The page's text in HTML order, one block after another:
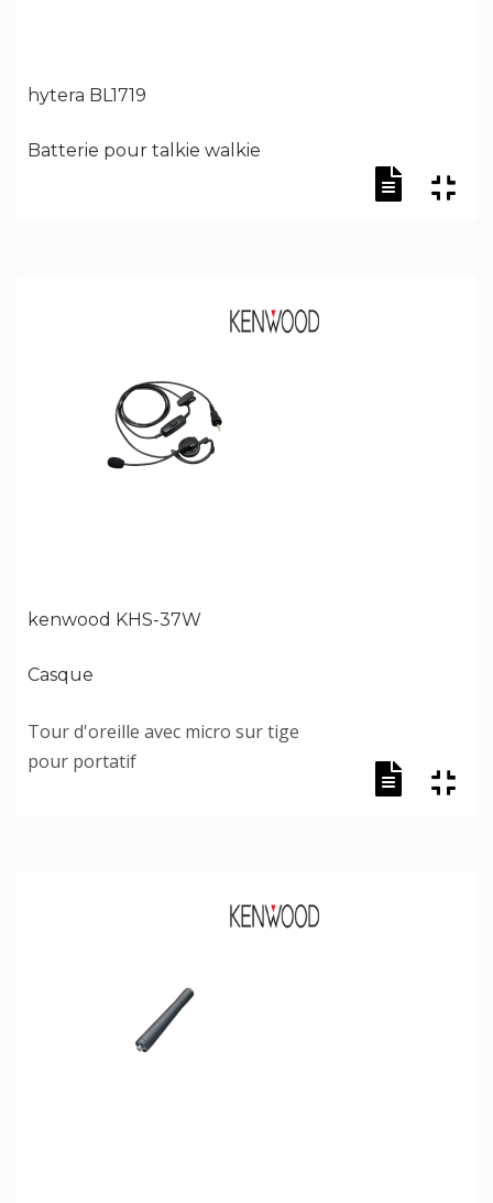
hytera BL1719
Batterie pour talkie walkie
kenwood KHS-37W
Casque
Tour d'oreille avec micro sur tige
pour portatif